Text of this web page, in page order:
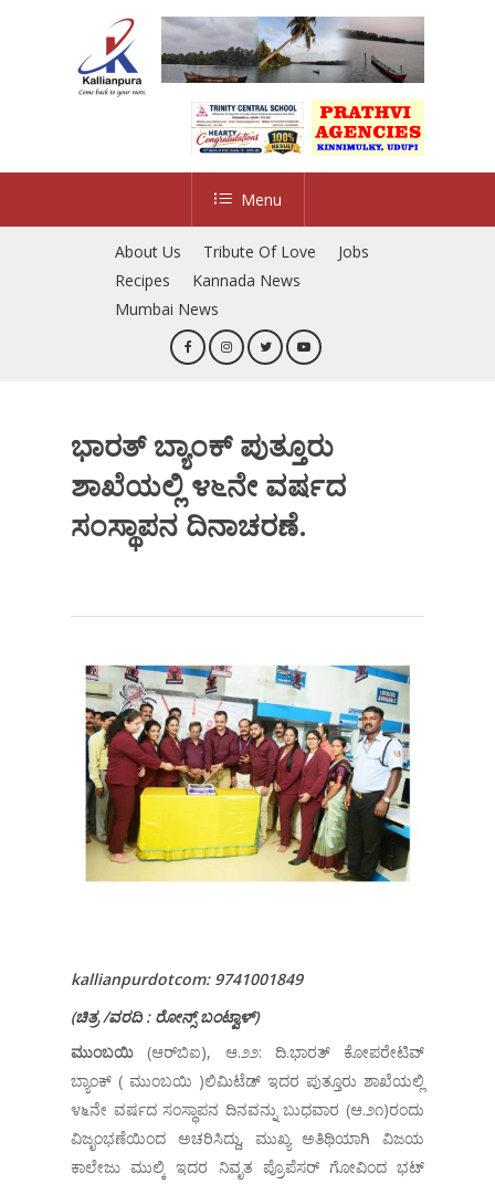
Menu
About Us Tribute Of Love
Jobs
Recipes
Kannada News
Mumbai News
ಭಾರತ್ ಬ್ಯಾಂಕ್ ಪುತ್ತೂರು
ಶಾಖೆಯಲ್ಲಿ ೪೬ನೇ ವರ್ಷದ
ಸಂಸ್ಥಾಪನ ದಿನಾಚರಣೆ.
kallianpurdotcom: 9741001849
(ಚಿತ್ರ/ವರದಿ: ರೋನ್ಸ್ ಬಂಟ್ವಾಳ್)
ಮುಂಬಯಿ (ಆರ್‌ಬಿಐ), ಆ.೨೨: ದಿ.ಭಾರತ್ ಕೋಪರೇಟಿವ್
ಬ್ಯಾಂಕ್ ( ಮುಂಬಯಿ )ಲಿಮಿಟೆಡ್ ಇದರ ಪುತ್ತೂರು ಶಾಖೆಯಲ್ಲಿ
೪೬ನೇ ವರ್ಷದ ಸಂಸ್ಥಾಪನ ದಿನವನ್ನು ಬುಧವಾರ (ಆ.೨೧)ರಂದು
ವಿಜೃಂಭಣೆಯಿಂದ ಅಚರಿಸಿದ್ದು, ಮುಖ್ಯ ಅತಿಥಿಯಾಗಿ ವಿಜಯ
ಕಾಲೇಜು ಮುಲ್ಕಿ ಇದರ ನಿವೃತ ಪ್ರೊಪೆಸರ್ ಗೋವಿಂದ ಭಟ್